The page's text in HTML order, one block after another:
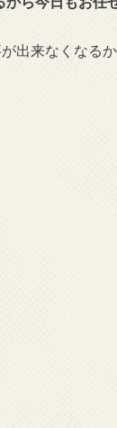
出来なくなるか